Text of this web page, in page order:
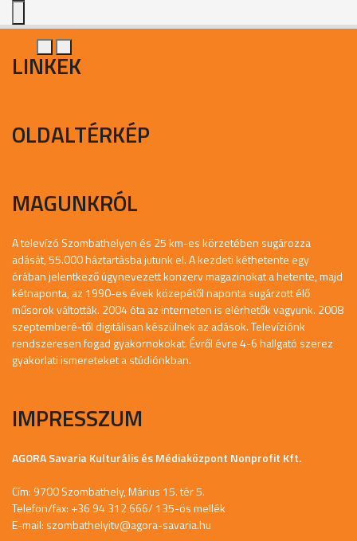
LINKEK
OLDALTÉRKÉP
MAGUNKRÓL
A televízó Szombathelyen és 25 km-es körzetében sugározza
adását, 55.000 háztartásba jutunk el. A kezdeti kéthetente egy
órában jelentkező úgynevezett konzerv magazinokat a hetente, majd
kétnaponta, az 1990-es évek közepétől naponta sugárzott élő
műsorok váltották. 2004 óta az interneten is elérhetők vagyunk. 2008
szeptemberé-től digitálisan készülnek az adások. Televíziónk
rendszeresen fogad gyakornokokat. Évről évre 4-6 hallgató szerez
gyakorlati ismereteket a stúdiónkban.
IMPRESSZUM
AGORA Savaria Kulturális és Médiaközpont Nonprofit Kft.
Cím: 9700 Szombathely, Márius 15. tér 5.
Telefon/fax: +36 94 312 666/ 135-ös mellék
E-mail: szombathelyitv@agora-savaria.hu